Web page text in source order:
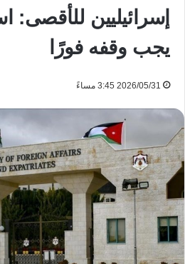
إسرائيليين للأقصى:
يجب وقفه فورًا
2026/05/31 3:45 مساءً